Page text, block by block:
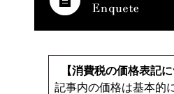
【消費税の価格表記に
記事内の価格は基本的